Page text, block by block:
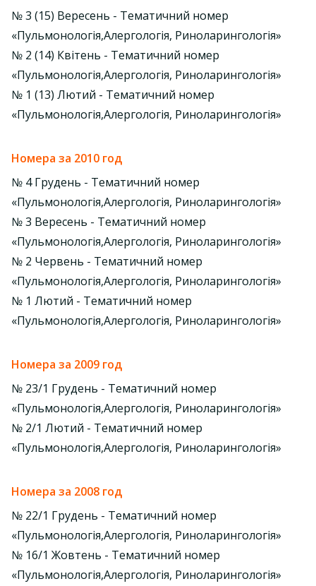
№ 3 (15) Вересень - Тематичний номер
«Пульмонологія,Алергологія, Риноларингологія»
№ 2 (14) Квітень - Тематичний номер
«Пульмонологія,Алергологія, Риноларингологія»
№ 1 (13) Лютий - Тематичний номер
«Пульмонологія,Алергологія, Риноларингологія»
Номера за 2010 год
№ 4 Грудень - Тематичний номер
«Пульмонологія,Алергологія, Риноларингологія»
№ 3 Вересень - Тематичний номер
«Пульмонологія,Алергологія, Риноларингологія»
№ 2 Червень - Тематичний номер
«Пульмонологія,Алергологія, Риноларингологія»
№ 1 Лютий - Тематичний номер
«Пульмонологія,Алергологія, Риноларингологія»
Номера за 2009 год
№ 23/1 Грудень - Тематичний номер
«Пульмонологія,Алергологія, Риноларингологія»
№ 2/1 Лютий - Тематичний номер
«Пульмонологія,Алергологія, Риноларингологія»
Номера за 2008 год
№ 22/1 Грудень - Тематичний номер
«Пульмонологія,Алергологія, Риноларингологія»
№ 16/1 Жовтень - Тематичний номер
«Пульмонологія,Алергологія, Риноларингологія»